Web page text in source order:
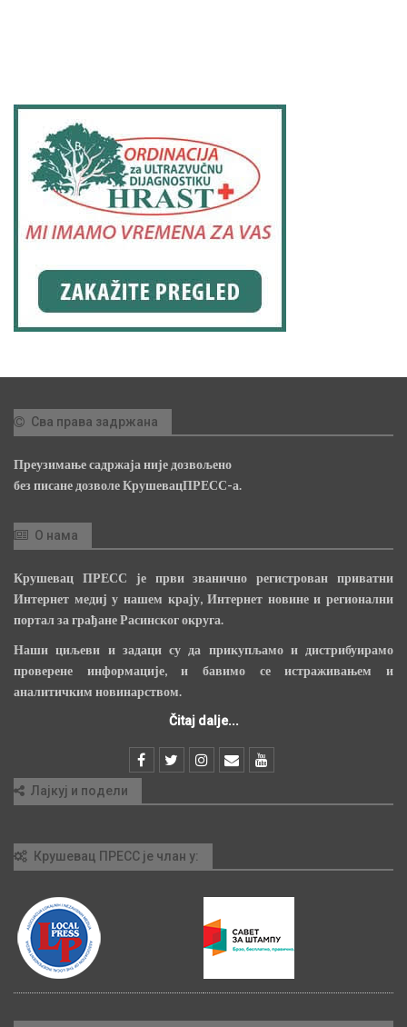
Сва права задржана
Преузимање садржаја није дозвољено
без писане дозволе КрушевацПРЕСС-а.
О нама
Крушевац ПРЕСС је први званично регистрован приватни
Интернет медиј у нашем крају, Интернет новине и регионални
портал за грађане Расинског округа.
Наши циљеви и задаци су да прикупљамо и дистрибуирамо
проверене информације, и бавимо се истраживањем и
аналитичким новинарством.
Čitaj dalje...
Лајкуј и подели
Крушевац ПРЕСС је члан у: